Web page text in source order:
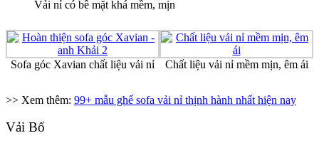
Vải nỉ có bề mặt khá mềm, mịn
Sofa góc Xavian chất liệu vải nỉ Chất liệu vải nỉ mềm mịn, êm ái
>> Xem thêm: 99+ mẫu ghế sofa vải nỉ thịnh hành nhất hiện nay
Vải Bố